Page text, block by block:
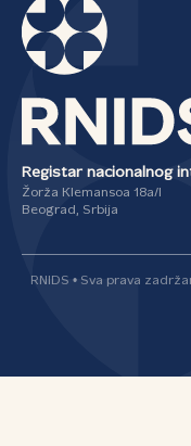
Registar nacionalnog
Žorža Klemansoa 18a/I
Beograd, Srbija
RNIDS • Sva prava